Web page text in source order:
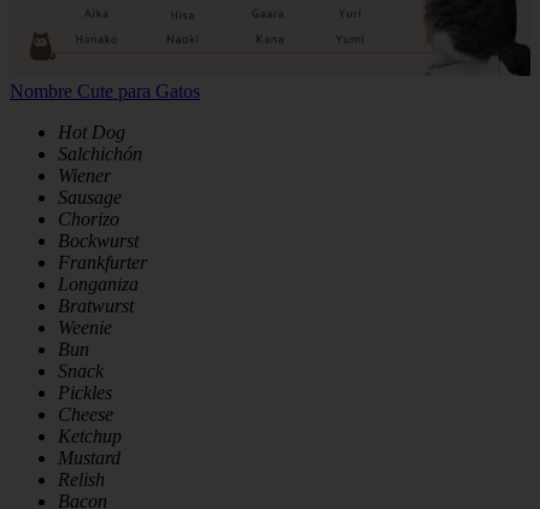
Nombre Cute para Gatos
Hot Dog
Salchichón
Wiener
Sausage
Chorizo
Bockwurst
Frankfurter
Longaniza
Bratwurst
Weenie
Bun
Snack
Pickles
Cheese
Ketchup
Mustard
Relish
Bacon